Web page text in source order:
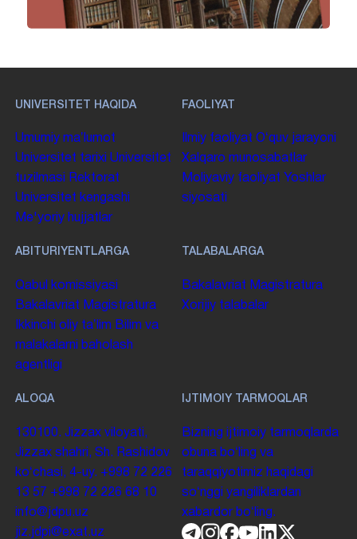
UNIVERSITET HAQIDA
Umumiy maʼlumot
Universitet tarixi Universitet
tuzilmasi
Rektorat
Universitet kengashi
Me'yoriy hujjatlar
FAOLIYAT
Ilmiy faoliyat Oʻquv jarayoni
Xalqaro munosabatlar
Moliyaviy faoliyat Yoshlar
siyosati
ABITURIYENTLARGA
Qabul komissiyasi
Bakalavriat Magistratura
Ikkinchi oliy taʼlim Bilim va
malakalarni baholash
agentligi
TALABALARGA
Bakalavriat Magistratura
Xorijiy talabalar
ALOQA
130100. Jizzax viloyati,
Jizzax shahri, Sh. Rashidov
koʻchasi, 4-uy. +998 72 226
13 57 +998 72 226 68 10
info@jdpu.uz
jiz.jdpi@exat.uz
IJTIMOIY TARMOQLAR
Bizning ijtimoiy tarmoqlarda
obuna boʻling va
taraqqiyotimiz haqidagi
soʻnggi yangiliklardan
xabardor boʻling.